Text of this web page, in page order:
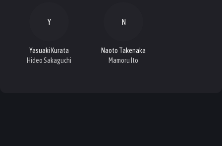
Y
Yasuaki Kurata
Hideo Sakaguchi
N
Naoto Takenaka
Mamoru Ito